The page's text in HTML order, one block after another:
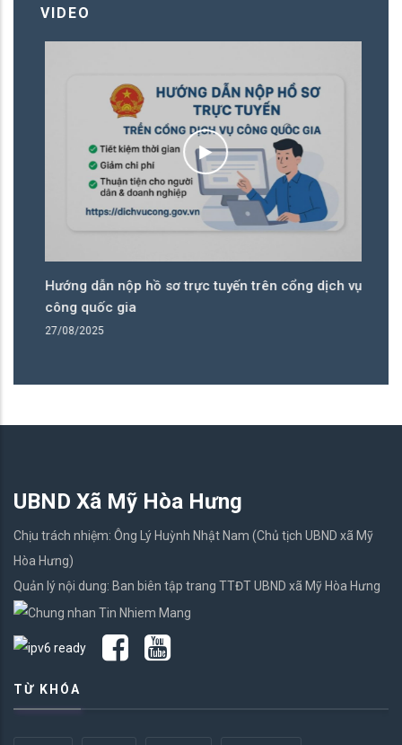
VIDEO
Hướng dẫn nộp hồ sơ trực tuyến trên cổng dịch vụ
công quốc gia
27/08/2025
UBND Xã Mỹ Hòa Hưng
Chịu trách nhiệm: Ông Lý Huỳnh Nhật Nam (Chủ tịch UBND xã Mỹ
Hòa Hưng)
Quản lý nội dung: Ban biên tập trang TTĐT UBND xã Mỹ Hòa Hưng
TỪ KHÓA